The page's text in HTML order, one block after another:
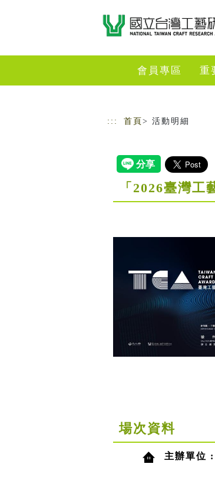
會員專區 重
::: 首頁 > 活動明細
「2026臺灣
場次資料
主辦單位 :